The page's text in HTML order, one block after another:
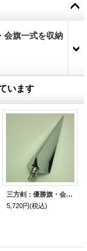
会旗一式を収納
います
三方剣：優勝旗・会旗・刺繍旗・校旗に使用する旗頭
5,720円(税込)